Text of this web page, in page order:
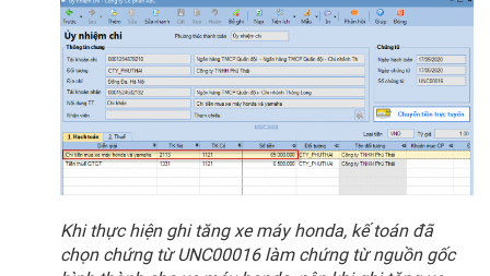
Khi thực hiện ghi tăng xe máy honda, kế toán đã
chọn chứng từ UNC00016 làm chứng từ nguồn gốc